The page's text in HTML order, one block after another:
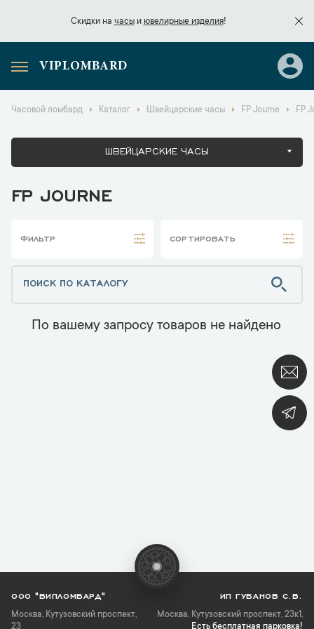
Скидки на часыи ювелирные изделия!
Скидки начасы
VIPLOMBARD
Часовой ломбард Каталог Швейцарские часы FP Journe FP
ШВЕЙЦАРСКИЕ ЧАСЫ
FP JOURNE
ФИЛЬТР СОРТИРОВАТЬ
По вашему запросу товаров не найдено
ООО "ВИПЛОМБАРД"
Москва, Кутузовский проспект,
23
ИП ГУБАНОВ С.В.
Москва, Кутузовский проспект, 23к1,
Есть бесплатная парковка!